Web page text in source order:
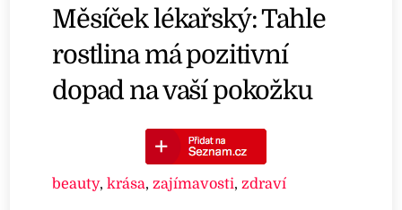
Měsíček lékařský: Tahle
rostlina má pozitivní
dopad na vaší pokožku
beauty,krása, zajímavosti, zdraví